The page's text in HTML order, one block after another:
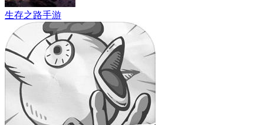
生存之路手游